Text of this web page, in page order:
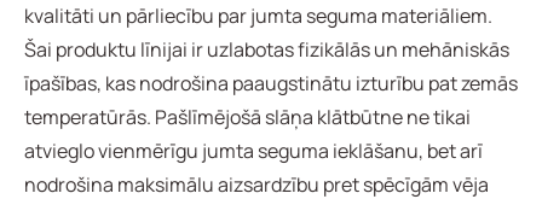
kvalitāti un pārliecību par jumta seguma materiāliem.
Šai produktu līnijai ir uzlabotas fizikālās un mehāniskās
īpašības, kas nodrošina paaugstinātu izturību pat zemās
temperatūrās. Pašlīmējošā slāņa klātbūtne ne tikai
atvieglo vienmērīgu jumta seguma ieklāšanu, bet arī
nodrošina maksimālu aizsardzību pret spēcīgām vēja